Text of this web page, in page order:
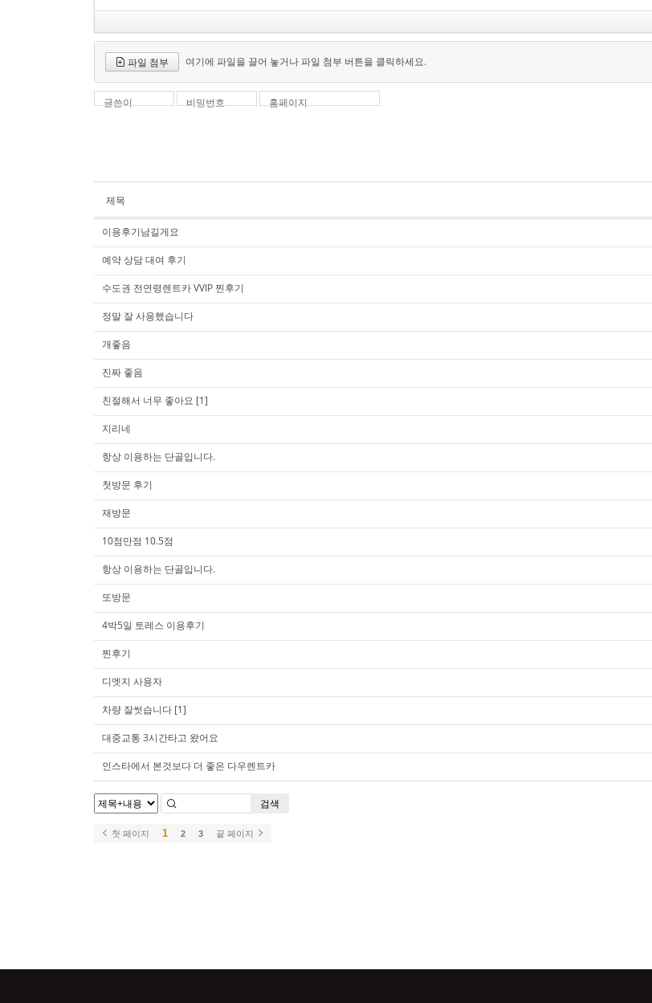
파일 첨부 여기에 파일을 끌어 놓거나 파일 첨부 버튼을 클릭하세요.
글쓴이 비밀번호 홈페이지
제목
이용후기남길게요
예약 상담 대여 후기
수도권 전연령렌트카 VVIP 찐후기
정말 잘 사용했습니다
개좋음
진짜 좋음
친절해서 너무 좋아요 [1]
지리네
항상 이용하는 단골입니다.
첫방문 후기
재방문
10점만점 10.5점
항상 이용하는 단골입니다.
또방문
4박5일 토레스 이용후기
찐후기
디엣지 사용자
차량 잘썻습니다 [1]
대중교통 3시간타고 왔어요
인스타에서 본것보다 더 좋은 다우렌트카
검색
첫 페이지 1 2 3 끝 페이지